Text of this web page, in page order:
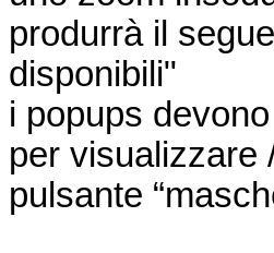
produrrà il
disponibili"
i popups
per visualizzare
pulsante